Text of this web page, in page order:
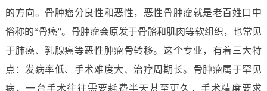
的方向。骨肿瘤分良性和恶性，恶性骨肿瘤就是老百姓口中
俗称的“骨癌”。骨肿瘤会原发于骨骼和肌肉等软组织，也常见
于肺癌、乳腺癌等恶性肿瘤骨转移。这个专业，有着三大特
点：发病率低、手术难度大、治疗周期长。骨肿瘤属于罕见
病，一台手术往往需要耗费半天甚至更久，手术精度要求